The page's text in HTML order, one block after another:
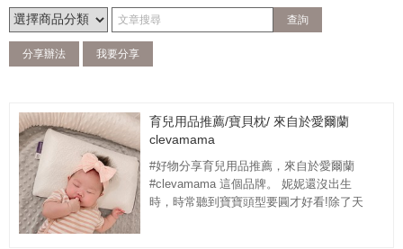
分享辦法 我要分享
育兒用品推薦/寶貝枕/ 來自於愛爾蘭
clevamama
#好物分享育兒用品推薦，來自於愛爾蘭
#clevamama 這個品牌。 妮妮還沒出生
時，時常聽到寶寶頭型要圓才好看!除了天